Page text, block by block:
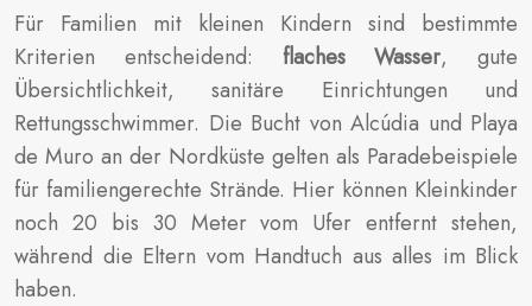
Für Familien mit kleinen Kindern sind bestimmte
Kriterien entscheidend: flaches Wasser, gute
Übersichtlichkeit, sanitäre Einrichtungen und
Rettungsschwimmer. Die Bucht von Alcúdia und Playa
de Muro an der Nordküste gelten als Paradebeispiele
für familiengerechte Strände. Hier können Kleinkinder
noch 20 bis 30 Meter vom Ufer entfernt stehen,
während die Eltern vom Handtuch aus alles im Blick
haben.